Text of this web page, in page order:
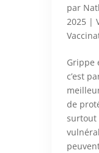
par
2025|
Grippe
c’est
de
surtout